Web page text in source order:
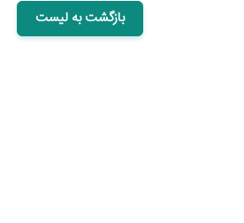
بازگشت به لیست